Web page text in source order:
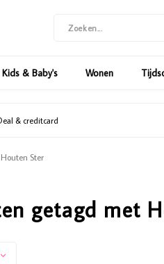
Kids & Baby's Wonen
& creditcard
Houten Ster
getagd met